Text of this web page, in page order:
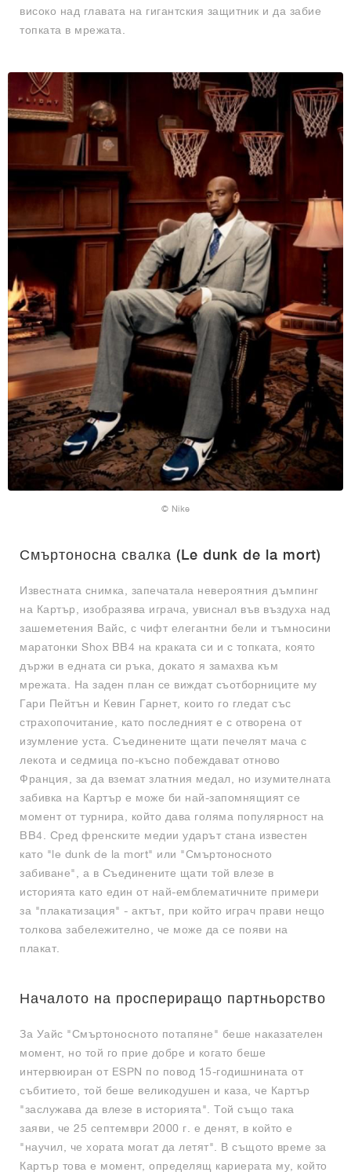
високо над главата на гигантския защитник и да забие
топката в мрежата.
© Nike
Смъртоносна свалка (Le dunk de la mort)
Известната снимка, запечатала невероятния дъмпинг
на Картър, изобразява играча, увиснал във въздуха над
зашеметения Вайс, с чифт елегантни бели и тъмносини
маратонки Shox BB4 на краката си и с топката, която
държи в едната си ръка, докато я замахва към
мрежата. На заден план се виждат съотборниците му
Гари Пейтън и Кевин Гарнет, които го гледат със
страхопочитание, като последният е с отворена от
изумление уста. Съединените щати печелят мача с
лекота и седмица по-късно побеждават отново
Франция, за да вземат златния медал, но изумителната
забивка на Картър е може би най-запомнящият се
момент от турнира, който дава голяма популярност на
BB4. Сред френските медии ударът стана известен
като "le dunk de la mort" или "Смъртоносното
забиване", а в Съединените щати той влезе в
историята като един от най-емблематичните примери
за "плакатизация" - актът, при който играч прави нещо
толкова забележително, че може да се появи на
плакат.
Началото на проспериращо партньорство
За Уайс "Смъртоносното потапяне" беше наказателен
момент, но той го прие добре и когато беше
интервюиран от ESPN по повод 15-годишнината от
събитието, той беше великодушен и каза, че Картър
"заслужава да влезе в историята". Той също така
заяви, че 25 септември 2000 г. е денят, в който е
"научил, че хората могат да летят". В същото време за
Картър това е момент, определящ кариерата му, който